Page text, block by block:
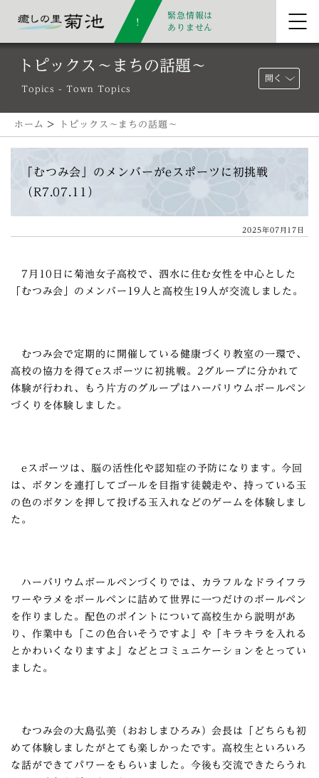
緊急情報は
ありません
トピックス～まちの話題～
Topics - Town Topics
開く
ホーム > トピックス～まちの話題～
「むつみ会」のメンバーがeスポーツに初挑戦
（R7.07.11）
2025年07月17日
7月10日に菊池女子高校で、泗水に住む女性を中心とした
「むつみ会」のメンバー19人と高校生19人が交流しました。
むつみ会で定期的に開催している健康づくり教室の一環で、
高校の協力を得てeスポーツに初挑戦。2グループに分かれて
体験が行われ、もう片方のグループはハーバリウムボールペン
づくりを体験しました。
eスポーツは、脳の活性化や認知症の予防になります。今回
は、ボタンを連打してゴールを目指す徒競走や、持っている玉
の色のボタンを押して投げる玉入れなどのゲームを体験しまし
た。
ハーバリウムボールペンづくりでは、カラフルなドライフラ
ワーやラメをボールペンに詰めて世界に一つだけのボールペン
を作りました。配色のポイントについて高校生から説明があ
り、作業中も「この色合いそうですよ」や「キラキラを入れる
とかわいくなりますよ」などとコミュニケーションをとってい
ました。
むつみ会の大島弘美（おおしまひろみ）会長は「どちらも初
めて体験しましたがとても楽しかったです。高校生といろいろ
な話ができてパワーをもらいました。今後も交流できたらうれ